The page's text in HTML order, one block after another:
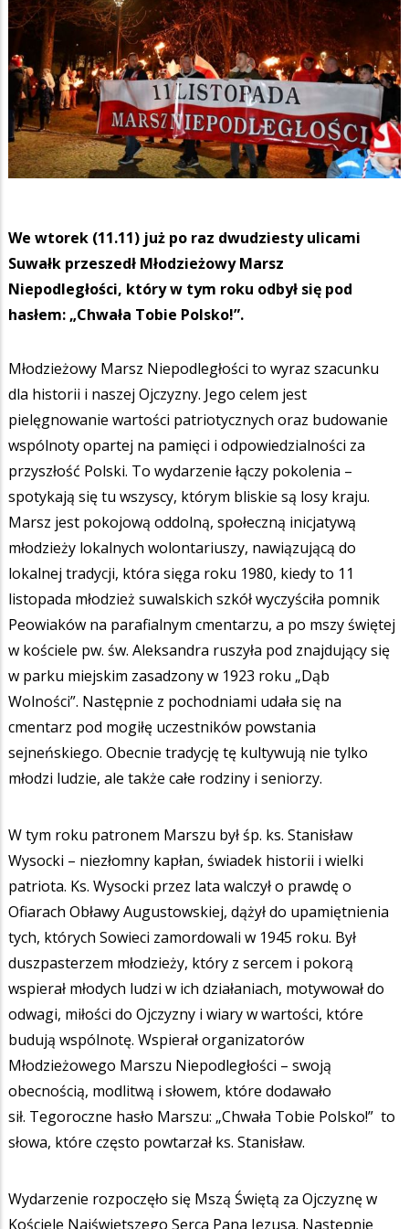
We wtorek (11.11) już po raz dwudziesty ulicami
Suwałk przeszedł Młodzieżowy Marsz
Niepodległości, który w tym roku odbył się pod
hasłem: „Chwała Tobie Polsko!”.
Młodzieżowy Marsz Niepodległości to wyraz szacunku
dla historii i naszej Ojczyzny. Jego celem jest
pielęgnowanie wartości patriotycznych oraz budowanie
wspólnoty opartej na pamięci i odpowiedzialności za
przyszłość Polski. To wydarzenie łączy pokolenia –
spotykają się tu wszyscy, którym bliskie są losy kraju.
Marsz jest pokojową oddolną, społeczną inicjatywą
młodzieży lokalnych wolontariuszy, nawiązującą do
lokalnej tradycji, która sięga roku 1980, kiedy to 11
listopada młodzież suwalskich szkół wyczyściła pomnik
Peowiaków na parafialnym cmentarzu, a po mszy świętej
w kościele pw. św. Aleksandra ruszyła pod znajdujący się
w parku miejskim zasadzony w 1923 roku „Dąb
Wolności”. Następnie z pochodniami udała się na
cmentarz pod mogiłę uczestników powstania
sejneńskiego. Obecnie tradycję tę kultywują nie tylko
młodzi ludzie, ale także całe rodziny i seniorzy.
W tym roku patronem Marszu był śp. ks. Stanisław
Wysocki – niezłomny kapłan, świadek historii i wielki
patriota. Ks. Wysocki przez lata walczył o prawdę o
Ofiarach Obławy Augustowskiej, dążył do upamiętnienia
tych, których Sowieci zamordowali w 1945 roku. Był
duszpasterzem młodzieży, który z sercem i pokorą
wspierał młodych ludzi w ich działaniach, motywował do
odwagi, miłości do Ojczyzny i wiary w wartości, które
budują wspólnotę. Wspierał organizatorów
Młodzieżowego Marszu Niepodległości – swoją
obecnością, modlitwą i słowem, które dodawało
sił. Tegoroczne hasło Marszu: „Chwała Tobie Polsko!” to
słowa, które często powtarzał ks. Stanisław.
Wydarzenie rozpoczęło się Mszą Świętą za Ojczyznę w
Kościele Najświętszego Serca Pana Jezusa. Następnie